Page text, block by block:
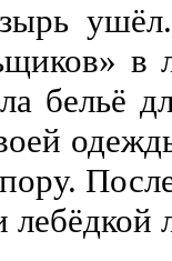
в
бельё
лебёдкой